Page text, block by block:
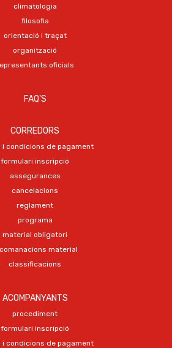
climatologia
filosofia
orientació i traçat
organització
oficials
FAQ'S
CORREDORS
condicions de pagament
formulari inscripció
assegurances
cancelacions
reglament
programa
material obligatori
material
classificacions
ACOMPANYANTS
procediment
formulari inscripció
condicions de pagament